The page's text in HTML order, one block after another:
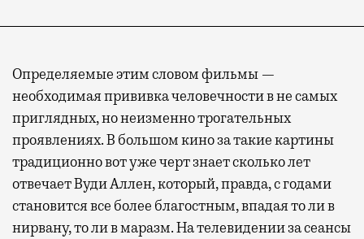
Определяемые этим словом фильмы —
необходимая прививка человечности в не самых
приглядных, но неизменно трогательных
проявлениях. В большом кино за такие картины
традиционно вот уже черт знает сколько лет
отвечает Вуди Аллен, который, правда, с годами
становится все более благостным, впадая то ли в
нирвану, то ли в маразм. На телевидении за сеансы